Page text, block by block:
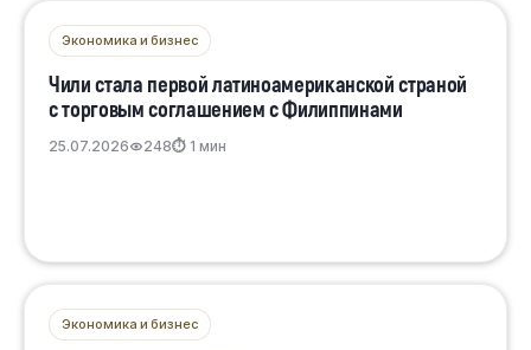
Экономика и бизнес
Чили стала первой латиноамериканской страной
с торговым соглашением с Филиппинами
25.07.2026 248⏱ 1 мин
Экономика и бизнес